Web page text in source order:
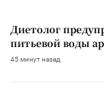
Диетолог
питьевой воды
45 минут назад